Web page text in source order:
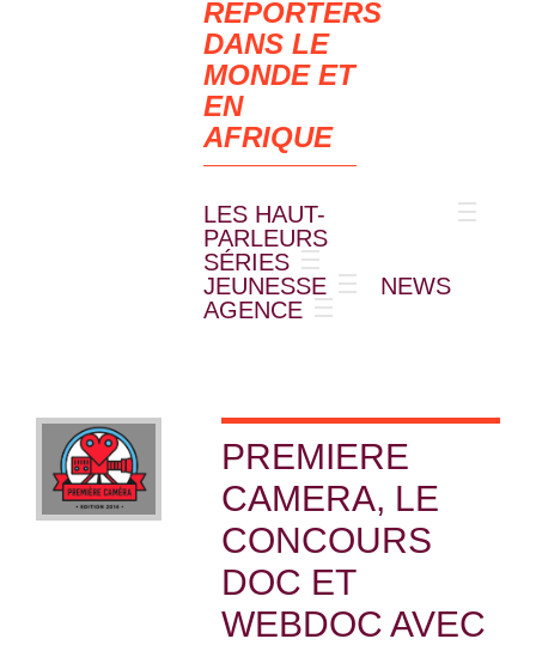
REPORTERS
DANS LE
MONDE ET
EN
AFRIQUE
LES HAUT-
PARLEURS
SÉRIES
JEUNESSE
NEWS
AGENCE
PREMIERE
CAMERA, LE
CONCOURS
DOC ET
WEBDOC AVEC